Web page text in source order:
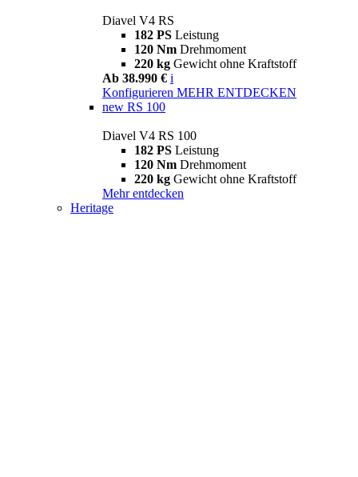
Diavel V4 RS
182 PS Leistung
120 Nm Drehmoment
220 kg Gewicht ohne Kraftstoff
Ab 38.990 € i
Konfigurieren MEHR ENTDECKEN
new RS 100
Diavel V4 RS 100
182 PS Leistung
120 Nm Drehmoment
220 kg Gewicht ohne Kraftstoff
Mehr entdecken
Heritage